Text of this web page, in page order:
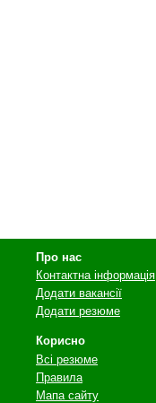
Про нас
Контактна інформація
Додати вакансії
Додати резюме
Корисно
Всі резюме
Правила
Мапа сайту